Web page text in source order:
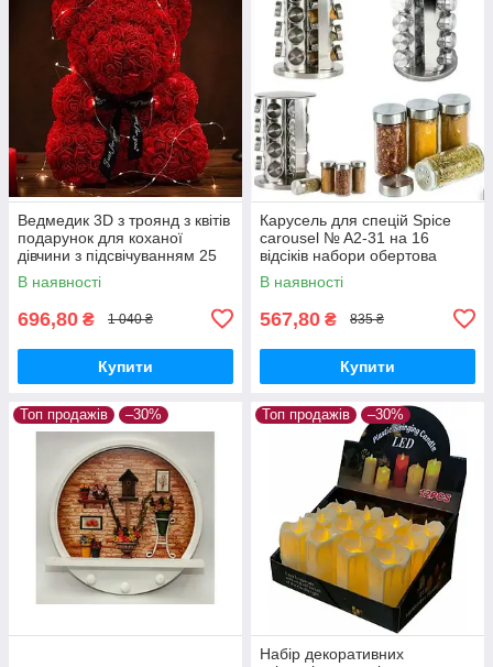
Ведмедик 3D з троянд з квітів
подарунок для коханої
дівчини з підсвічуванням 25
см
В наявності
696,80 ₴ 1 040 ₴
Купити
Карусель для спецій Spice
carousel № A2-31 на 16
відсіків набори обертова
підставка
В наявності
567,80 ₴ 835 ₴
Купити
Топ продажів –30% Топ продажів –30%
Набір декоративних